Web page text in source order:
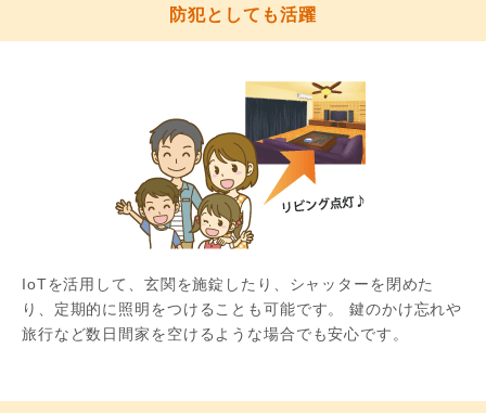
防犯としても活躍
IoTを活用して、玄関を施錠したり、シャッターを閉めた
り、定期的に照明をつけることも可能です。 鍵のかけ忘れや
旅行など数日間家を空けるような場合でも安心です。